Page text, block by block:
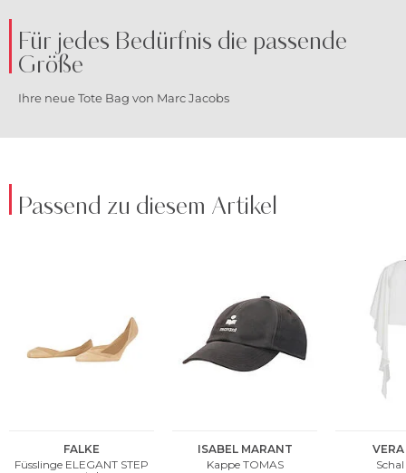
Für jedes Bedürfnis die passende
Größe
Ihre neue Tote Bag von Marc Jacobs
Passend zu diesem Artikel